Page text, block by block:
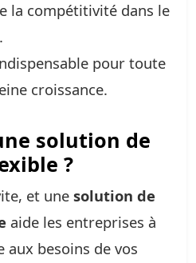
la compétitivité dans le
pour toute
croissance.
solution de
?
et une solution de
aide les entreprises à
aux besoins de vos